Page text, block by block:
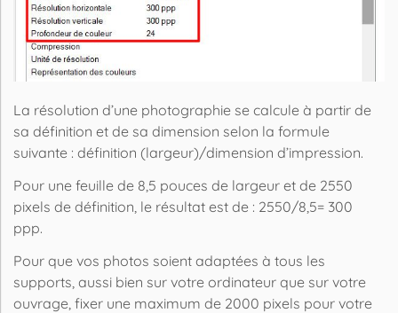
La résolution d’une photographie se calcule à partir de
sa définition et de sa dimension selon la formule
suivante : définition (largeur)/dimension d’impression.
Pour une feuille de 8,5 pouces de largeur et de 2550
pixels de définition, le résultat est de : 2550/8,5= 300
ppp.
Pour que vos photos soient adaptées à tous les
supports, aussi bien sur votre ordinateur que sur votre
ouvrage, fixer une maximum de 2000 pixels pour votre